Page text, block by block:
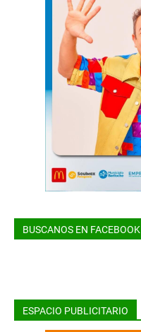
BUSCANOS EN FACEBOOK
ESPACIO PUBLICITARIO